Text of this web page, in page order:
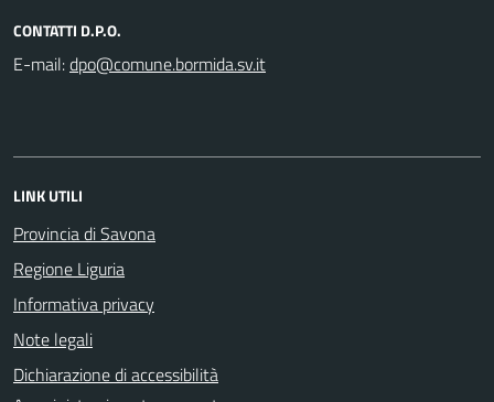
CONTATTI D.P.O.
E-mail:
LINK UTILI
Provincia di Savona
Regione Liguria
Informativa privacy
Note legali
Dichiarazione di accessibilità